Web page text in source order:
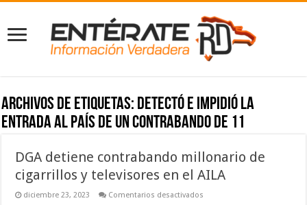
Archivos de etiquetas: detectó e impidió la
entrada al país de un contrabando de 11
DGA detiene contrabando millonario de
cigarrillos y televisores en el AILA
diciembre 23, 2023 Comentarios desactivados